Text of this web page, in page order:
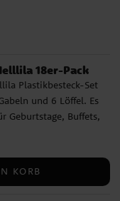
18er-Pack
Plastikbesteck-Set
und 6 Löffel. Es
Geburtstage, Buffets,
praktisch und
6 Löffel ✓
KORB